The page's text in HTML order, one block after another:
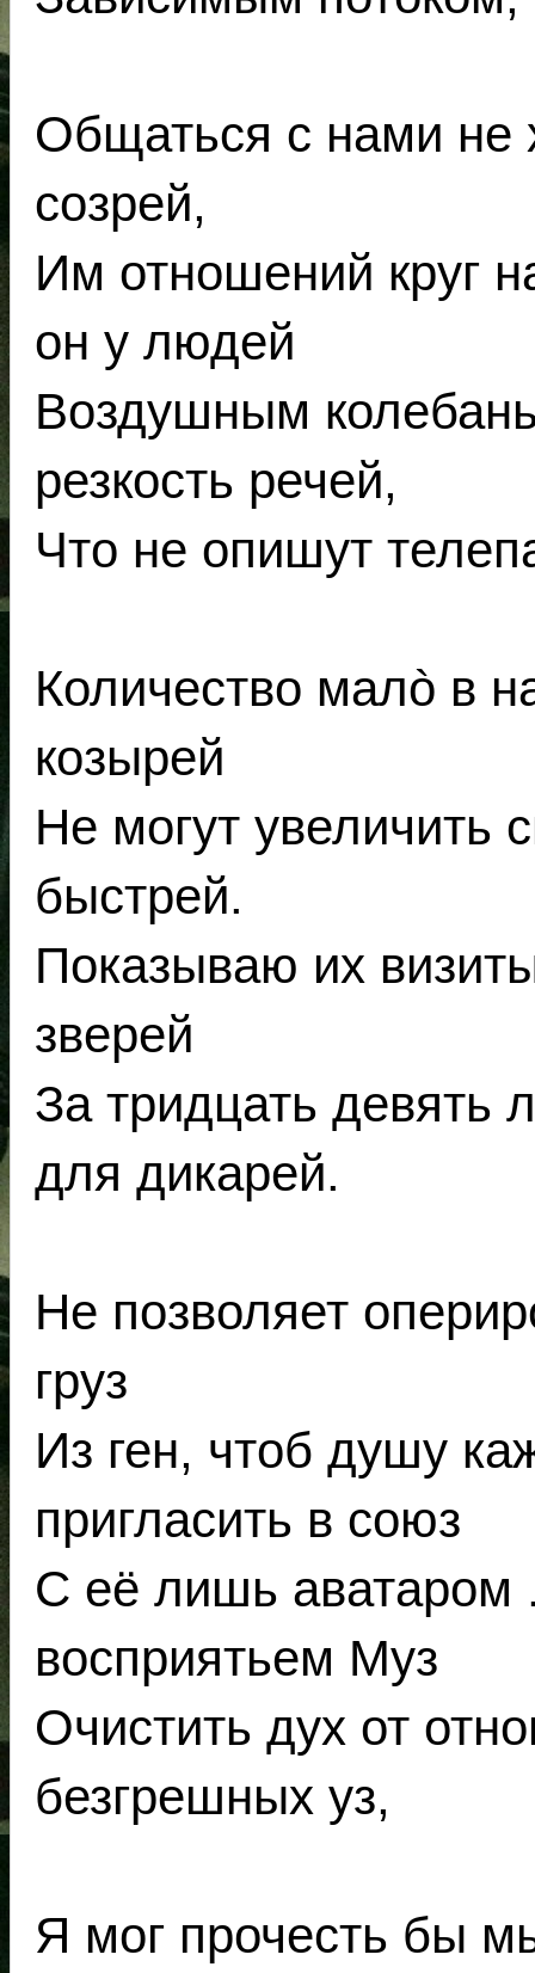
Общаться с нами не
созрей,
Им отношений круг
он у людей
Воздушным
резкость речей,
Что не опишут
Количество малò в
козырей
Не могут увеличить
быстрей.
Показываю их
зверей
За тридцать девять
для дикарей.
Не позволяет
груз
Из ген, чтоб душу
пригласить в союз
С её лишь аватаром
восприятьем Муз
Очистить дух от
безгрешных уз,
Я мог прочесть бы